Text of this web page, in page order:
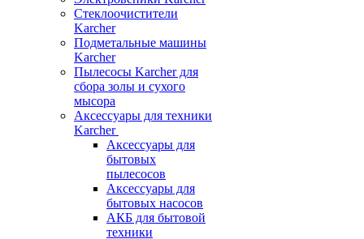
Стеклоочистители
Karcher
Подметальные машины
Karcher
Пылесосы Karcher для
сбора золы и сухого
мысора
Аксессуары для техники
Karcher
Аксессуары для
бытовых
пылесосов
Аксессуары для
бытовых насосов
АКБ для бытовой
техники